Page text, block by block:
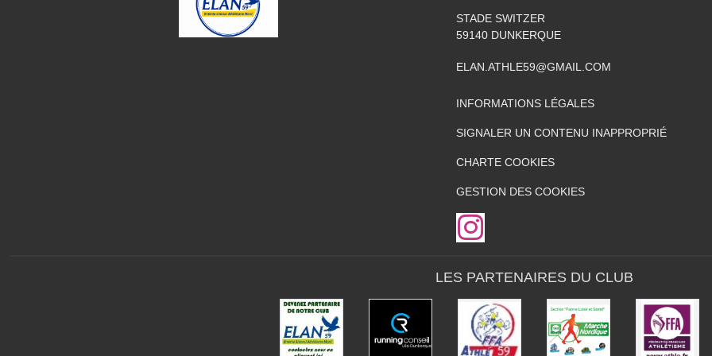
STADE SWITZER
59140 DUNKERQUE
ELAN.ATHLE59@GMAIL.COM
INFORMATIONS LÉGALES
SIGNALER UN CONTENU INAPPROPRIÉ
CHARTE COOKIES
GESTION DES COOKIES
LES PARTENAIRES DU CLUB